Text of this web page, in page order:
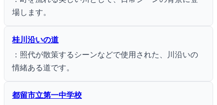
場します。
桂川沿いの道
：照代が散策するシーンなどで使用された、川沿いの
情緒ある道です。
都留市立第一中学校